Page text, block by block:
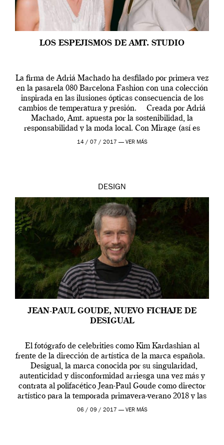
LOS ESPEJISMOS DE AMT. STUDIO
La firma de Adriá Machado ha desfilado por primera vez
en la pasarela 080 Barcelona Fashion con una colección
inspirada en las ilusiones ópticas consecuencia de los
cambios de temperatura y presión. Creada por Adriá
Machado, Amt. apuesta por la sostenibilidad, la
responsabilidad y la moda local. Con Mirage (así es
como se […]
14 / 07 / 2017 — VER MÁS
DESIGN
JEAN-PAUL GOUDE, NUEVO FICHAJE DE
DESIGUAL
El fotógrafo de celebrities como Kim Kardashian al
frente de la dirección de artística de la marca española.
Desigual, la marca conocida por su singularidad,
autenticidad y disconformidad arriesga una vez más y
contrata al polifacético Jean-Paul Goude como director
artístico para la temporada primavera-verano 2018 y las
siguientes. Fotógrafo, diseñador gráfico, ilustrador y
06 / 09 / 2017 — VER MÁS